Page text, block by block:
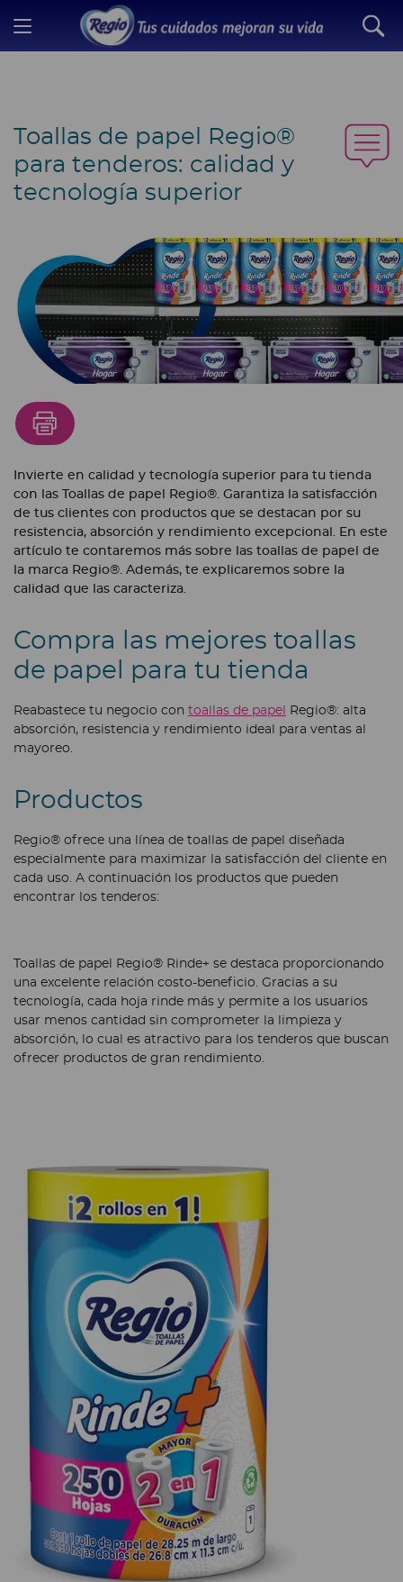
Toallas de papel Regio®
para tenderos: calidad y
tecnología superior
Invierte en calidad y tecnología superior para tu tienda
con las Toallas de papel Regio®. Garantiza la satisfacción
de tus clientes con productos que se destacan por su
resistencia, absorción y rendimiento excepcional. En este
artículo te contaremos más sobre las toallas de papel de
la marca Regio®. Además, te explicaremos sobre la
calidad que las caracteriza.
Compra las mejores toallas
de papel para tu tienda
Reabastece tu negocio con toallas de papel
Regio®: alta
absorción, resistencia y rendimiento ideal para ventas al
mayoreo.
Productos
Regio® ofrece una línea de toallas de papel diseñada
especialmente para maximizar la satisfacción del cliente en
cada uso. A continuación los productos que pueden
encontrar los tenderos:
Toallas de papel Regio® Rinde+ se destaca proporcionando
una excelente relación costo-beneficio. Gracias a su
tecnología, cada hoja rinde más y permite a los usuarios
usar menos cantidad sin comprometer la limpieza y
absorción, lo cual es atractivo para los tenderos que buscan
ofrecer productos de gran rendimiento.